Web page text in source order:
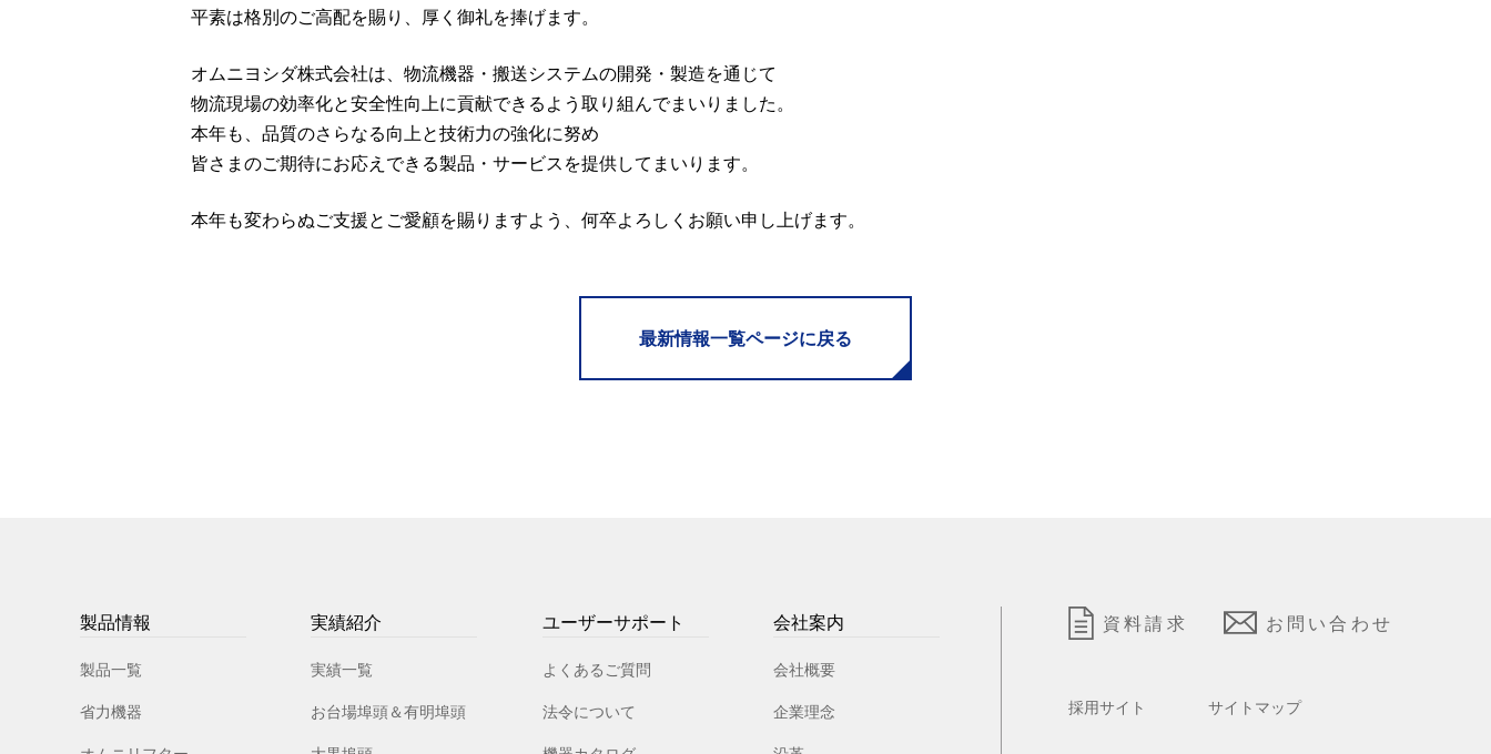
平素は格別のご高配を賜り、厚く御礼を捧げます。
オムニヨシダ株式会社は、物流機器・搬送システムの開発・製造を通じて
物流現場の効率化と安全性向上に貢献できるよう取り組んでまいりました。
本年も、品質のさらなる向上と技術力の強化に努め
皆さまのご期待にお応えできる製品・サービスを提供してまいります。
本年も変わらぬご支援とご愛顧を賜りますよう、何卒よろしくお願い申し上げます。
最新情報一覧ページに戻る
製品情報
製品一覧
省力機器
実績紹介
実績一覧
お台場埠頭＆有明埠頭
ユーザーサポート
よくあるご質問
法令について
会社案内
会社概要
企業理念
資料請求 お問い合わせ
採用サイト サイトマップ